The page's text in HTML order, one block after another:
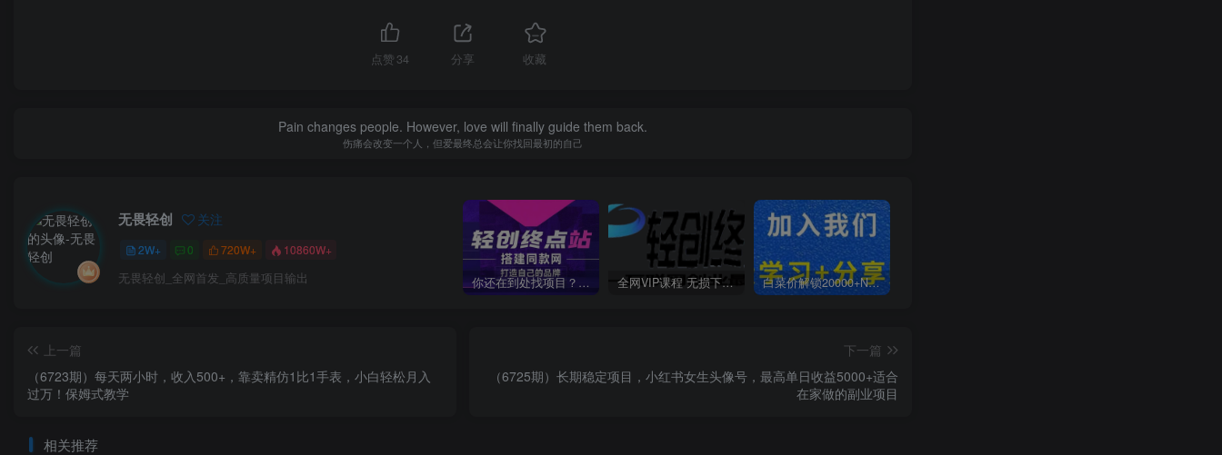
点赞 34 分享 收藏
Pain changes people. However, love will finally guide them back.
伤痛会改变一个人，但爱最终总会让你找回最初的自己
无畏轻创 关注
2W+ 0 720W+ 10860W+
无畏轻创_全网首发_高质量项目输出 你还在到处找项目？还在当韭菜？我靠卖项目一个月收入5万+，曾经我也是个失败者。 全网VIP课程 无损下载~ 白菜价解锁20000+N个赚钱机会，加入无畏轻创会员，全站资源免费学习。
上一篇
（6723期）每天两小时，收入500+，靠卖精仿1比1手表，小白轻松月入
过万！保姆式教学
下一篇
（6725期）长期稳定项目，小红书女生头像号，最高单日收益5000+适合
在家做的副业项目
相关推荐